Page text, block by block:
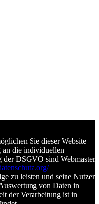
Sie dieser Website
an die individuellen
der DSGVO sind Webmaster
zu leisten und seine Nutzer
von Daten in
der Verarbeitung ist in